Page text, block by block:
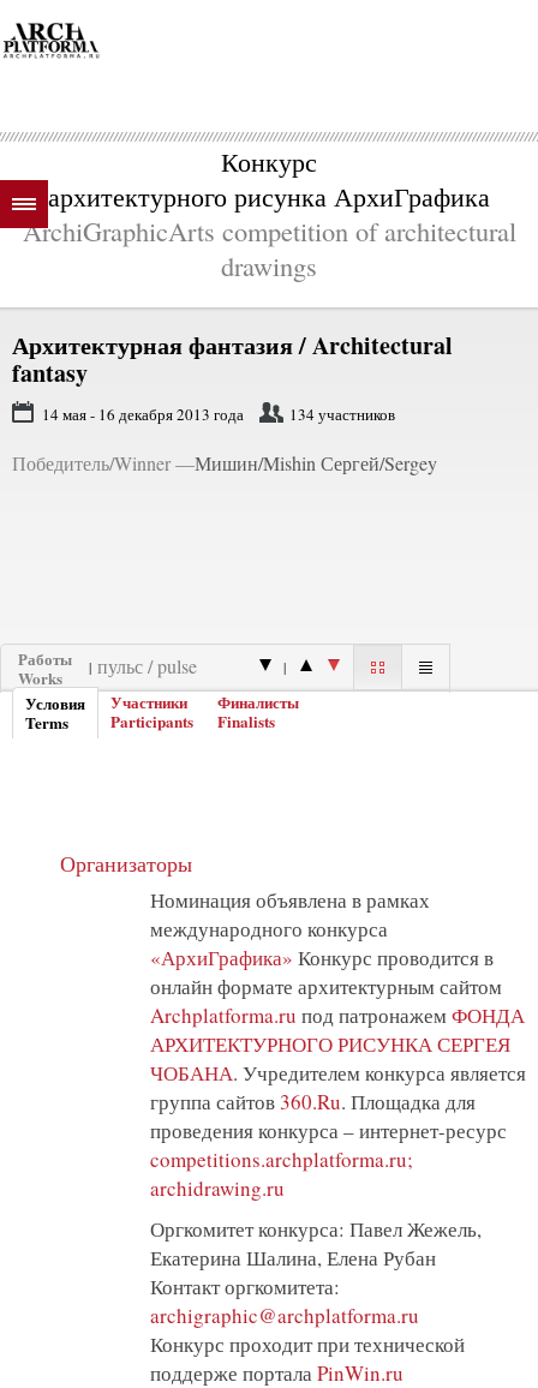
Конкурс
архитектурного рисунка АрхиГрафика
ArchiGraphicArts competition of architectural
drawings
Архитектурная фантазия /Architectural
fantasy
14 мая - 16 декабря 2013 года 134 участников
Победитель/Winner —Мишин/Mishin Сергей/Sergey
Работы
Works
| |
Условия
Terms
Участники
Participants
Финалисты
Finalists
Организаторы
Номинация объявлена в рамках
международного конкурса
«АрхиГрафика» Конкурс проводится в
онлайн формате архитектурным сайтом
Archplatforma.ru под патронажемФОНДА
АРХИТЕКТУРНОГО РИСУНКА СЕРГЕЯ
ЧОБАНА. Учредителем конкурса является
группа сайтов360.Ru. Площадка для
проведения конкурса – интернет-ресурс
competitions.archplatforma.ru;
archidrawing.ru
Оргкомитет конкурса: Павел Жежель,
Екатерина Шалина, Елена Рубан
Контакт оргкомитета:
archigraphic@archplatforma.ru
Конкурс проходит при технической
поддерже порталаPinWin.ru